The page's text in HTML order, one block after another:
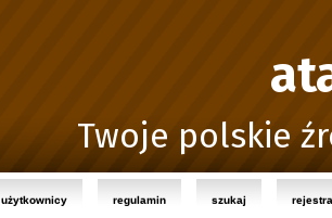
Twoje polskie
użytkownicy regulamin szukaj